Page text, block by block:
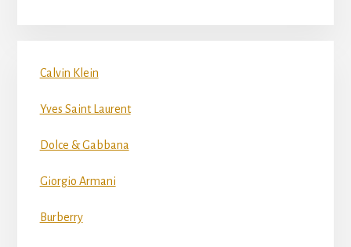
Calvin Klein
Yves Saint Laurent
Dolce & Gabbana
Giorgio Armani
Burberry